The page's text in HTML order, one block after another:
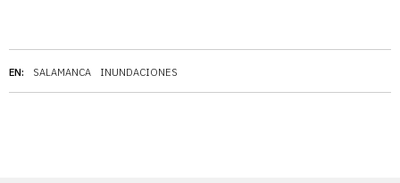
EN: SALAMANCA INUNDACIONES